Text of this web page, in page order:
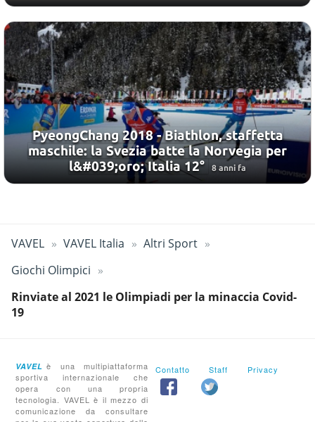
PyeongChang 2018 - Biathlon, staffetta
maschile: la Svezia batte la Norvegia per
l&#039;oro; Italia 12° 8 anni fa
VAVEL VAVEL Italia
Altri Sport
Giochi Olimpici
Rinviate al 2021 le Olimpiadi per la minaccia Covid-
19
VAVEL è una multipiattaforma
sportiva internazionale che
opera con una propria
tecnologia. VAVEL è il mezzo di
comunicazione da consultare
Contatto Staff Privacy